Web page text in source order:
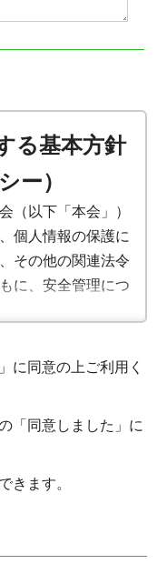
る基本方針
ー）
（以下「本会」）
個人情報の保護に
その他の関連法令
に、安全管理につ
来る情報であり、
」、「メールアド
ます。また、ここ
を指します。
準会員、顧問
に同意の上ご利用く
「同意しました」に
きます。